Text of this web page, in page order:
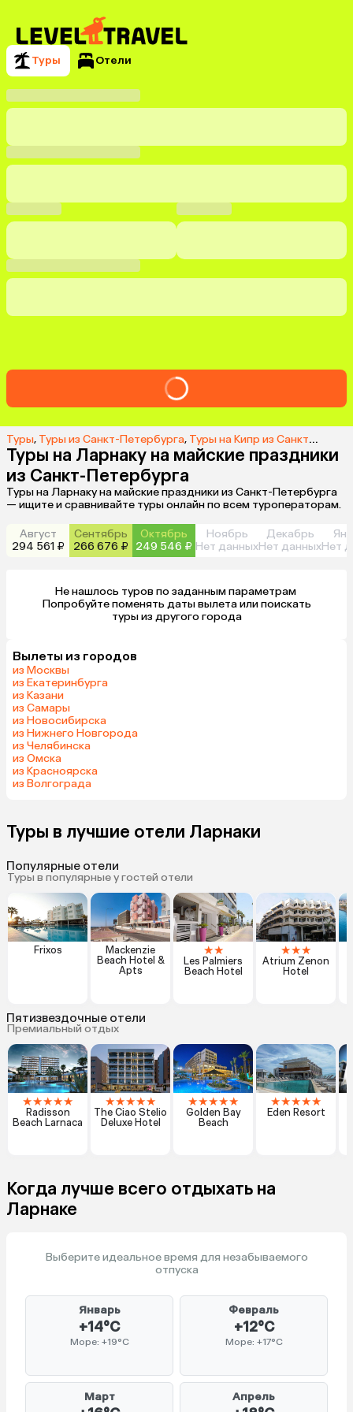
Туры Отели
Туры, Туры из Санкт-Петербурга, Туры на Кипр из Санкт-Петербурга
Туры на Ларнаку на майские праздники
из Санкт-Петербурга
Туры на Ларнаку на майские праздники из Санкт-Петербурга
— ищите и сравнивайте туры онлайн по всем туроператорам.
Август
294 561 ₽
Сентябрь
266 676 ₽
Октябрь
249 546 ₽
Ноябрь
Нет данных
Декабрь
Нет данныхНет
Не нашлось туров по заданным параметрам
туры из другого города
Вылеты из городов
из Москвы
из Екатеринбурга
из Казани
из Самары
из Новосибирска
из Нижнего Новгорода
из Челябинска
из Омска
из Красноярска
из Волгограда
Туры в лучшие отели Ларнаки
Популярные отели
Туры в популярные у гостей отели
Frixos
Mackenzie
Beach Hotel &
Apts
★★
Les Palmiers
Beach Hotel
★★★
Atrium Zenon
Hotel
Пятизвездочные отели
Премиальный отдых
★★★★★
Radisson
Beach Larnaca
★★★★★
The Ciao Stelio
Deluxe Hotel
★★★★★
Golden Bay
Beach
★★★★★
Eden Resort
Когда лучше всего отдыхать на
Ларнаке
Выберите идеальное время для незабываемого
отпуска
Январь
+14°C
Море: +19°C
Февраль
+12°C
Море: +17°C
Март Апрель